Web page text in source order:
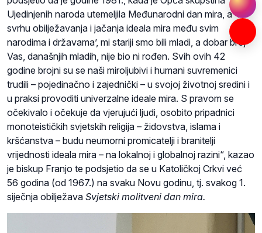
Ujedinjenih naroda utemeljila Međunarodni dan mira, a ‘u
svrhu obilježavanja i jačanja ideala mira među svim
narodima i državama’, mi stariji smo bili mladi, a dobar broj
Vas, današnjih mladih, nije bio ni rođen. Svih ovih 42
godine brojni su se naši miroljubivi i humani suvremenici
trudili – pojedinačno i zajednički – u svojoj životnoj sredini i
u praksi provoditi univerzalne ideale mira. S pravom se
očekivalo i očekuje da vjerujući ljudi, osobito pripadnici
monoteističkih svjetskih religija – židovstva, islama i
kršćanstva – budu neumorni promicatelji i branitelji
vrijednosti ideala mira – na lokalnoj i globalnoj razini“, kazao
je biskup Franjo te podsjetio da se u Katoličkoj Crkvi već
56 godina (od 1967.) na svaku Novu godinu, tj. svakog 1.
siječnja obilježava Svjetski molitveni dan mira.